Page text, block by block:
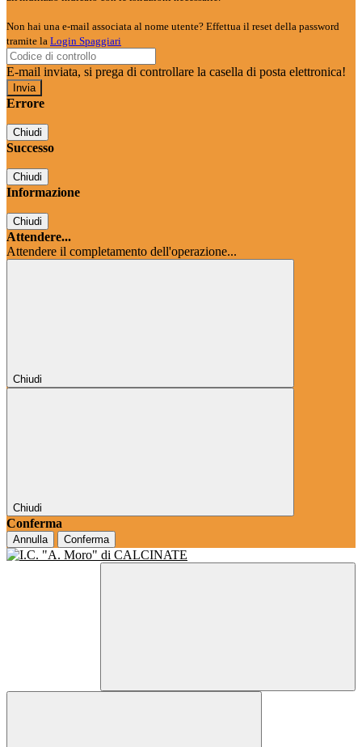
Non hai una e-mail associata al nome utente? Effettua il reset della password
tramite la Login Spaggiari
E-mail inviata, si prega di controllare la casella di posta elettronica!
Errore
Chiudi
Successo
Chiudi
Informazione
Chiudi
Attendere...
Attendere il completamento dell'operazione...
Chiudi
Chiudi
Conferma
Annulla Conferma